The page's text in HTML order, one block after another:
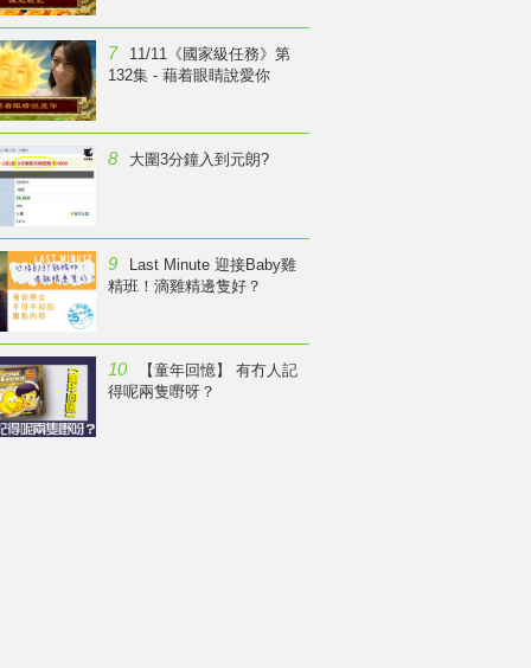
7
11/11《國家級任務》第
132集 - 藉着眼睛說愛你
8 大圍3分鐘入到元朗?
9
Last Minute 迎接Baby雞
精班！滴雞精邊隻好？
10
【童年回憶】 有冇人記
得呢兩隻嘢呀？